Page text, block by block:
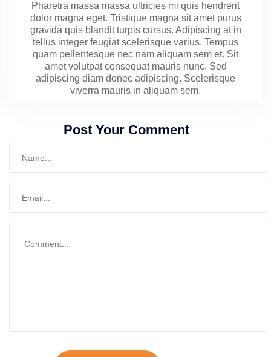
Pharetra massa massa ultricies mi quis hendrerit
dolor magna eget. Tristique magna sit amet purus
gravida quis blandit turpis cursus. Adipiscing at in
tellus integer feugiat scelerisque varius. Tempus
quam pellentesque nec nam aliquam sem et. Sit
amet volutpat consequat mauris nunc. Sed
adipiscing diam donec adipiscing. Scelerisque
viverra mauris in aliquam sem.
Post Your Comment